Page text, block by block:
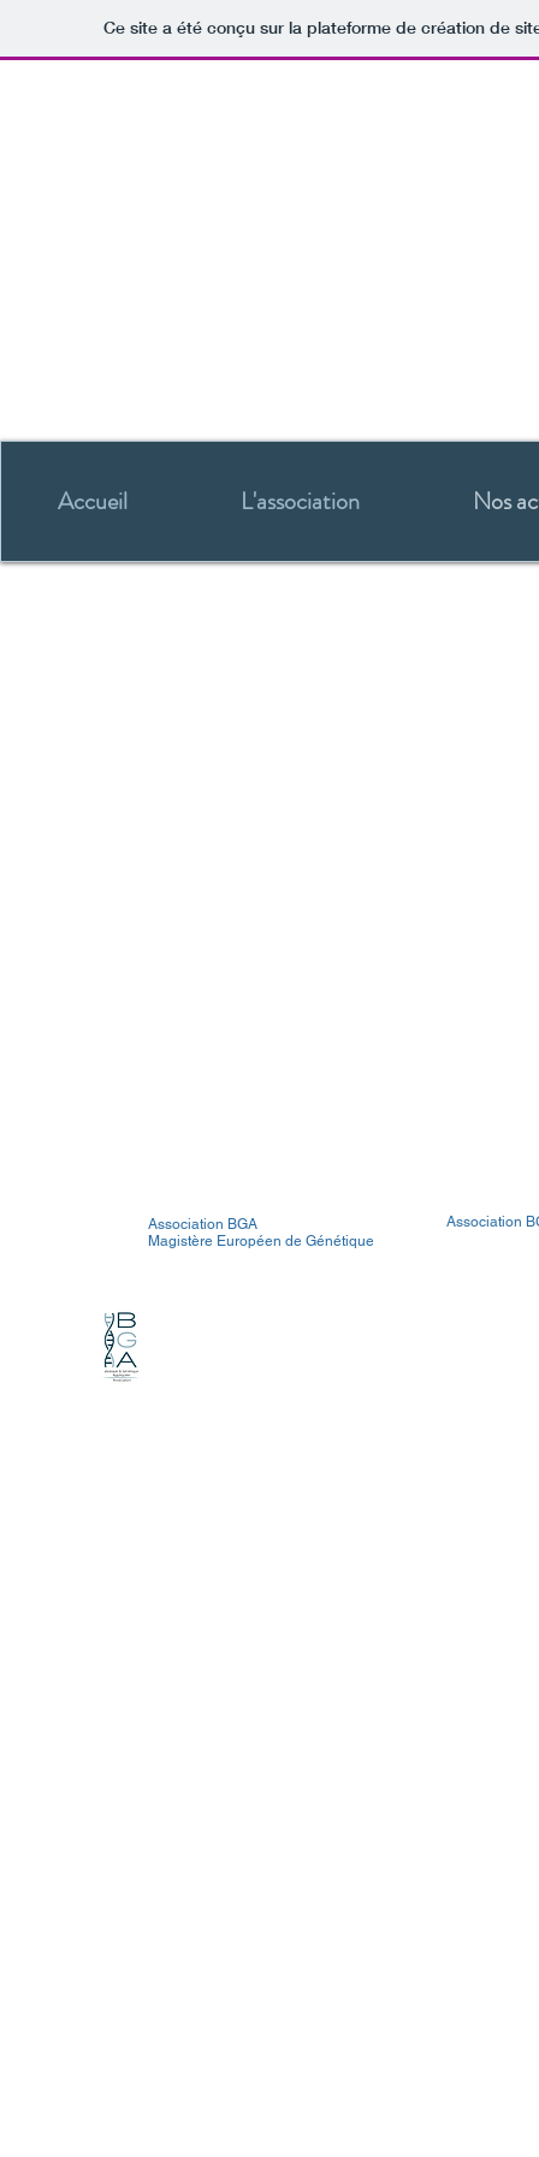
Ce site a été conçu sur la plateforme de création de
Accueil L'association Nos
Association BGA
Magistère Européen de Génétique
Association